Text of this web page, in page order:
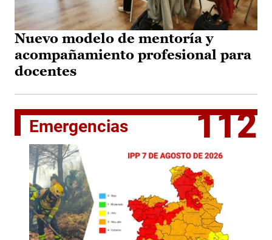
Nuevo modelo de mentoría y
acompañamiento profesional para
docentes
Emergencias 112